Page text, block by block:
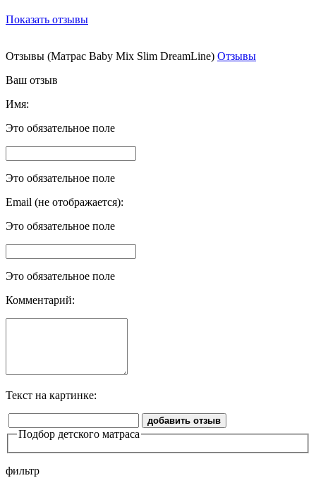
Показать отзывы
Отзывы (Матрас Baby Mix Slim DreamLine) Отзывы
Ваш отзыв
Имя:
Это обязательное поле
Это обязательное поле
Email (не отображается):
Это обязательное поле
Это обязательное поле
Комментарий:
Текст на картинке:
добавить отзыв
Подбор детского матраса
фильтр